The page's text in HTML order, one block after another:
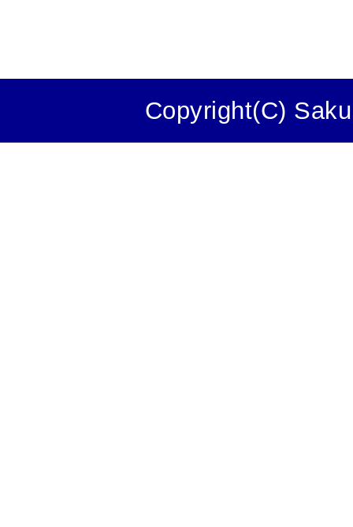
Copyright(C)